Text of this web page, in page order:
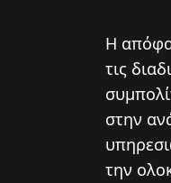
Η
τις
στην
την